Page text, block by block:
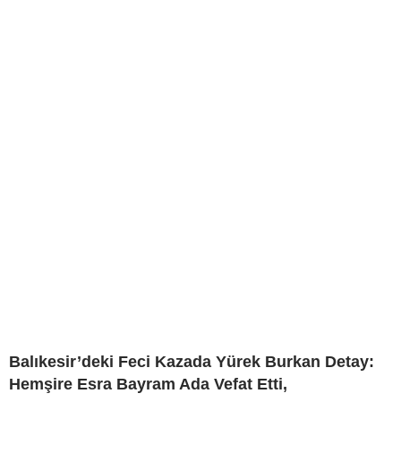
Balıkesir’deki Feci Kazada Yürek Burkan Detay:
Hemşire Esra Bayram Ada Vefat Etti,